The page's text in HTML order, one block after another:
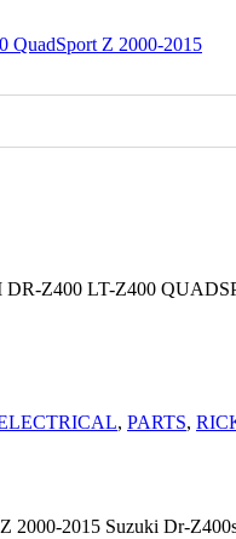
Z400SM
DR-Z400 LT-Z400
, PARTS,
2000-2015 Suzuki Dr-